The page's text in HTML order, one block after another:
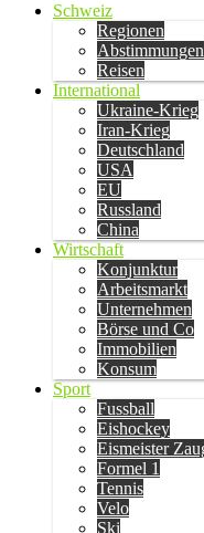
Schweiz
Regionen
Abstimmungen
Reisen
International
Ukraine-Krieg
Iran-Krieg
Deutschland
USA
EU
Russland
China
Wirtschaft
Konjunktur
Arbeitsmarkt
Unternehmen
Börse und Co
Immobilien
Konsum
Sport
Fussball
Eishockey
Eismeister
Formel 1
Tennis
Velo
Ski